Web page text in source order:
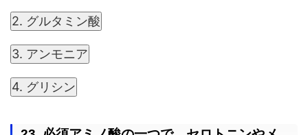
2. グルタミン酸
3. アンモニア
4. グリシン